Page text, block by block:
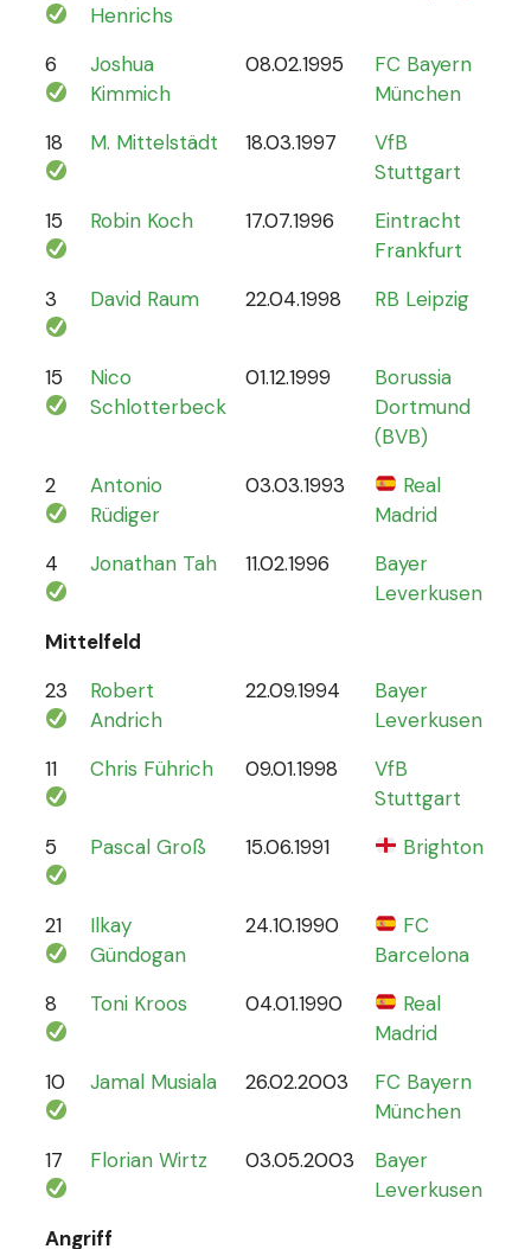
Henrichs
6
Joshua
Kimmich
08.02.1995
FC Bayern
München
18 M. Mittelstädt 18.03.1997
VfB
Stuttgart
15 Robin Koch 17.07.1996
Eintracht
Frankfurt
3 David Raum 22.04.1998 RB Leipzig
15
Nico
Schlotterbeck
01.12.1999
Borussia
Dortmund
(BVB)
2
Antonio
Rüdiger
03.03.1993
Real
Madrid
4 Jonathan Tah 11.02.1996
Bayer
Leverkusen
Mittelfeld
23
Robert
Andrich
22.09.1994
Bayer
Leverkusen
11 Chris Führich 09.01.1998
VfB
Stuttgart
5 Pascal Groß 15.06.1991 Brighton
21
Ilkay
Gündogan
24.10.1990
FC
Barcelona
8 Toni Kroos 04.01.1990
Real
Madrid
10 Jamal Musiala 26.02.2003
FC Bayern
München
17 Florian Wirtz 03.05.2003
Bayer
Leverkusen
Angriff